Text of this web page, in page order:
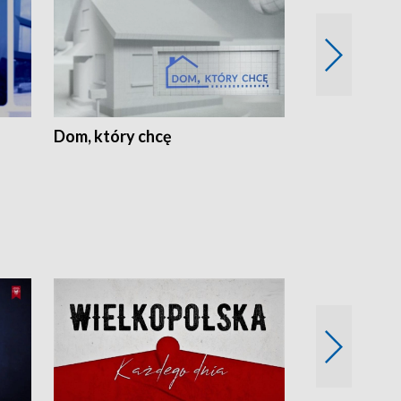
Dom, który chcę